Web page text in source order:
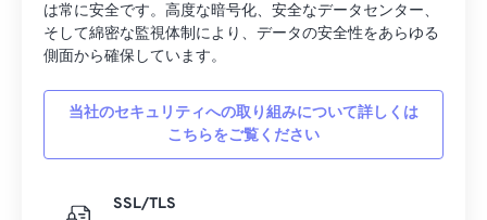
は常に安全です。高度な暗号化、安全なデータセンター、
そして綿密な監視体制により、データの安全性をあらゆる
側面から確保しています。
当社のセキュリティへの取り組みについて詳しくは
こちらをご覧ください
SSL/TLS